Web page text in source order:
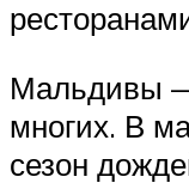
Мальдивы —
многих. В
сезон